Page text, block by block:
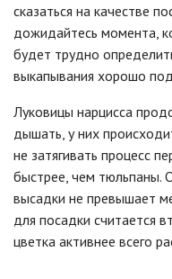
сказаться на качестве
дожидайтесь момента,
будет трудно
выкапывания хорошо
Луковицы нарцисса
дышать, у них
не затягивать процесс
быстрее, чем тюльпаны.
высадки не превышает
для посадки считается
цветка активнее всего